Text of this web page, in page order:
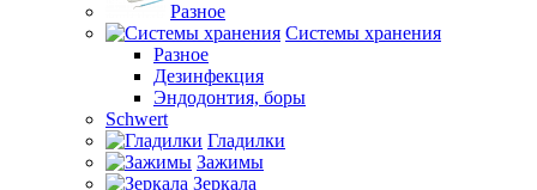
Разное
Системы хранения
Разное
Дезинфекция
Эндодонтия, боры
Schwert
Гладилки
Зажимы
Зеркала